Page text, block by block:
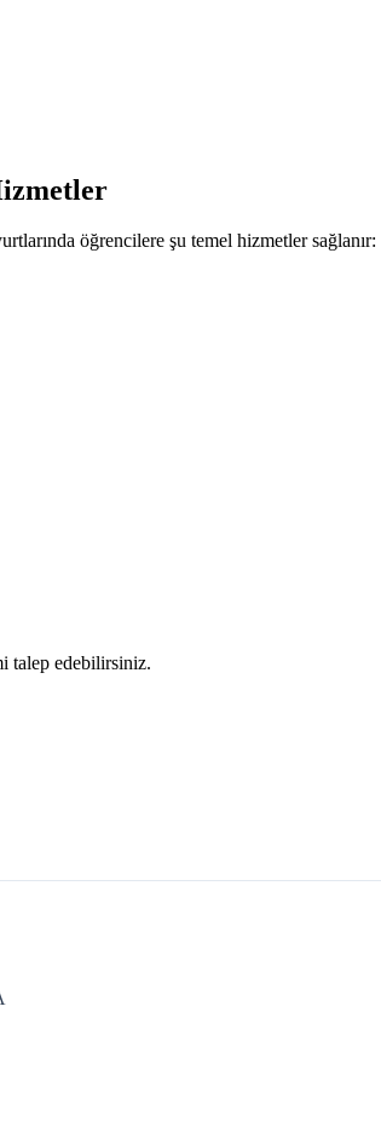
öğrencilere şu temel hizmetler sağlanır:
talep edebilirsiniz.